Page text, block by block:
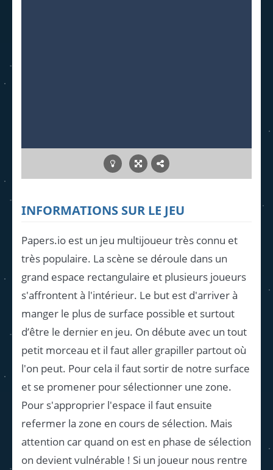
INFORMATIONS SUR LE JEU
Papers.io est un jeu multijoueur très connu et
très populaire. La scène se déroule dans un
grand espace rectangulaire et plusieurs joueurs
s'affrontent à l'intérieur. Le but est d'arriver à
manger le plus de surface possible et surtout
d’être le dernier en jeu. On débute avec un tout
petit morceau et il faut aller grapiller partout où
l'on peut. Pour cela il faut sortir de notre surface
et se promener pour sélectionner une zone.
Pour s'approprier l'espace il faut ensuite
refermer la zone en cours de sélection. Mais
attention car quand on est en phase de sélection
on devient vulnérable ! Si un joueur nous rentre